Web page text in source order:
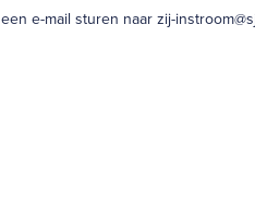
e-mail sturen naar zij-